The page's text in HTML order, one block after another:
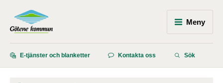
Meny
E-tjänster och blanketter Kontakta oss Sök